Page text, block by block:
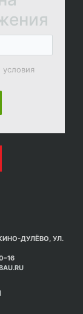
ДУЛЁВО, УЛ.